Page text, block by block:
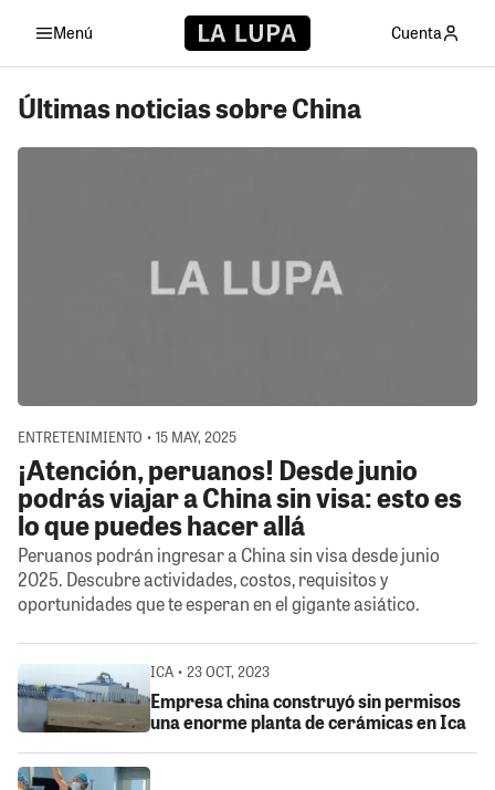
Menú Cuenta
Últimas noticias sobre China
ENTRETENIMIENTO • 15 MAY, 2025
¡Atención, peruanos! Desde junio
podrás viajar a China sin visa: esto es
lo que puedes hacer allá
Peruanos podrán ingresar a China sin visa desde junio
2025. Descubre actividades, costos, requisitos y
oportunidades que te esperan en el gigante asiático.
ICA • 23 OCT, 2023
Empresa china construyó sin permisos
una enorme planta de cerámicas en Ica